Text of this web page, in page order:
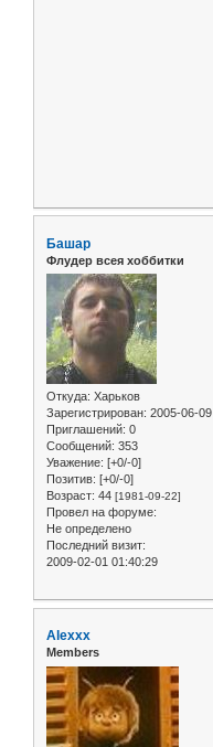
Башар
Флудер всея хоббитки
Откуда: Харьков
Зарегистрирован: 2005-06-09
Приглашений: 0
Сообщений: 353
Уважение: [+0/-0]
Позитив: [+0/-0]
Возраст: 44 [1981-09-22]
Провел на форуме:
Не определено
Последний визит:
2009-02-01 01:40:29
Alexxx
Members